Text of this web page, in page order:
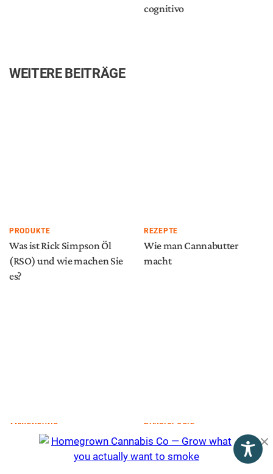
cognitivo
WEITERE BEITRÄGE
PRODUKTE
Was ist Rick Simpson Öl
(RSO) und wie machen Sie
es?
REZEPTE
Wie man Cannabutter
macht
ANWENDUNG
Wie man einen Kopf stopft:
Cannabis aus einer Pfeife
PHYSIOLOGIE
Warum Cannabis das Herz
rasen läst